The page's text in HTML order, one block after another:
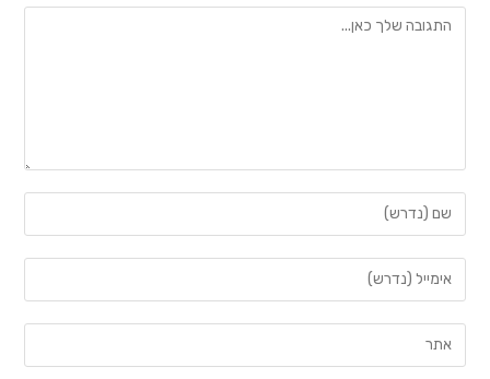
להגיב
את
השם
שלך
שם
משתמש
את
כתובת
דואר
את